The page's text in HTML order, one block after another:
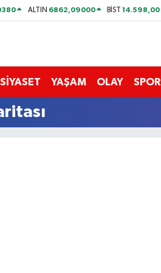
ALTIN 6862,09000 BİST14.598,00
SİYASET YAŞAM OLAY SPOR